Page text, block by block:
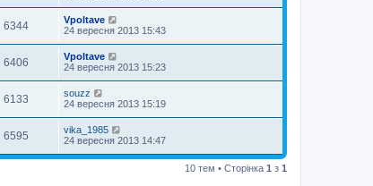
6344
Vpoltave
24 вересня 2013 15:43
6406
Vpoltave
24 вересня 2013 15:23
6133
souzz
24 вересня 2013 15:19
6595
vika_1985
24 вересня 2013 14:47
10 тем • Сторінка 1 з 1